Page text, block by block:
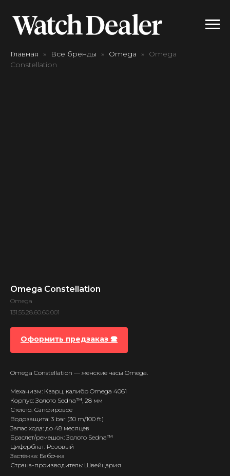
Главная Все бренды Omega
Omega
Constellation
Omega Constellation
Omega
131.55.28.60.60.001
Оформить предзаказ 🕿
Omega Constellation — женские часы Omega.
Механизм: Кварц, калибр Omega 4061
Корпус: Золото Sedna™, 28 мм
Стекло: Сапфировое
Водозащита: 3 bar (30 m/100 ft)
Запас хода: до 48 месяцев
Браслет/ремешок: Золото Sedna™
Циферблат: Розовый
Застёжка: Бабочка
Страна-производитель: Швейцария